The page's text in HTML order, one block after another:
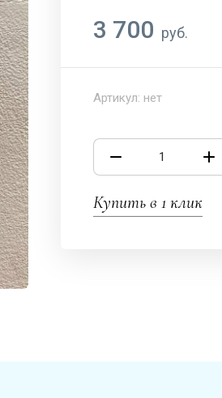
3 700 руб.
Артикул: нет
Купить в 1 клик